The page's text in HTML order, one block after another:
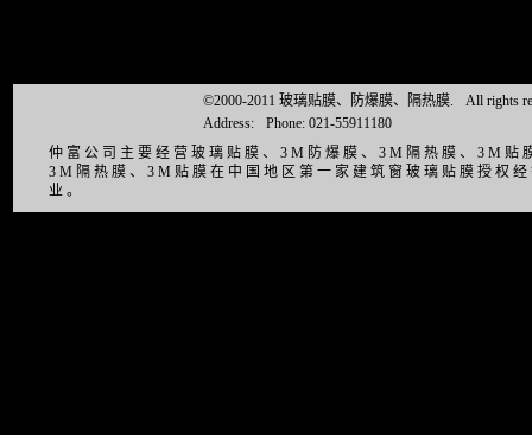
©2000-2011 玻璃贴膜、防爆膜、隔热膜.
All rights
Address:
Phone: 021-55911180
仲富公司主要经营玻璃贴膜、3M防爆膜、3M隔热膜、3M
3M隔热膜、3M贴膜在中国地区第一家建筑窗玻璃贴膜授权
业。